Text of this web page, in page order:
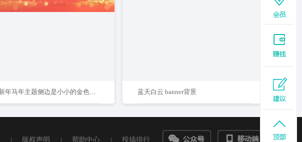
中国新年马年主题侧边是小小的金色骏马形象 蓝天白云 banner背景
| 版权声明 | 帮助中心 | 投搞排行